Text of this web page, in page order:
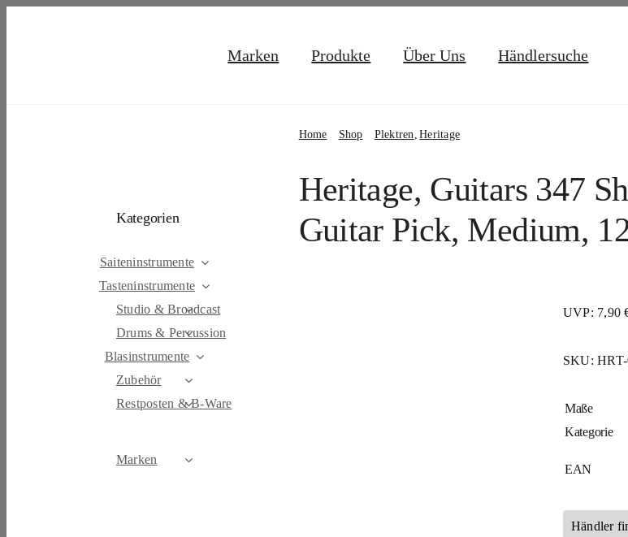
Marken Produkte Über Uns Händlersuche
Home Shop Plektren Heritage
Kategorien
Saiteninstrumente
Tasteninstrumente
Studio & Broadcast
Drums & Percussion
Blasinstrumente
Zubehör
Restposten & B-Ware
Marken
Heritage, Guitars 347
Guitar Pick, Medium,
UVP: 7,90
SKU:HRT-
Maße
Kategorie
EAN
Händler